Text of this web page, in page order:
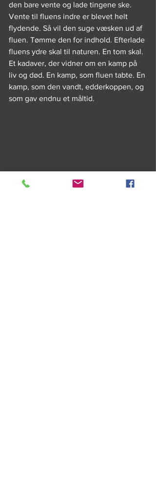
den bare vente og lade tingene ske.
Vente til fluens indre er blevet helt
flydende. Så vil den suge væsken ud af
fluen. Tømme den for indhold. Efterlade
fluens ydre skal til naturen. En tom skal.
Et kadaver, der vidner om en kamp på
liv og død. En kamp, som fluen tabte. En
kamp, som den vandt, edderkoppen, og
som gav endnu et måltid.